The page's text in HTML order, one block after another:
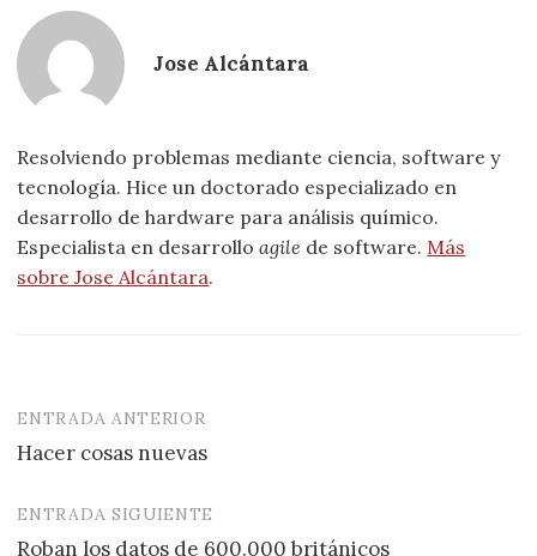
Jose Alcántara
Resolviendo problemas mediante ciencia, software y
tecnología. Hice un doctorado especializado en
desarrollo de hardware para análisis químico.
Especialista en desarrolloagile de software. Más
sobre Jose Alcántara.
Navegación
de
entradas
ENTRADA ANTERIOR
Hacer cosas nuevas
ENTRADA SIGUIENTE
Roban los datos de 600.000 británicos